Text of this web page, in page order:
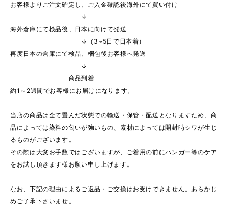
お客様よりご注文確定し、ご入金確認後海外にて買い付け
↓
海外倉庫にて検品後、日本に向けて発送
↓（3~5日で日本着）
再度日本の倉庫にて検品、梱包後お客様へ発送
↓
商品到着
約1～2週間でお客様にお届けになります。
当店の商品は全て畳んだ状態での輸送・保管・配送となりますため、商
品によっては染料の匂いが強いもの、素材によっては開封時シワが生じ
るものがございます。
その際は大変お手数ではございますが、ご着用の前にハンガー等のケア
をお試し頂きます様お願い申し上げます。
なお、下記の理由によるご返品・ご交換はお受けできません。あらかじ
めご了承下さいませ。